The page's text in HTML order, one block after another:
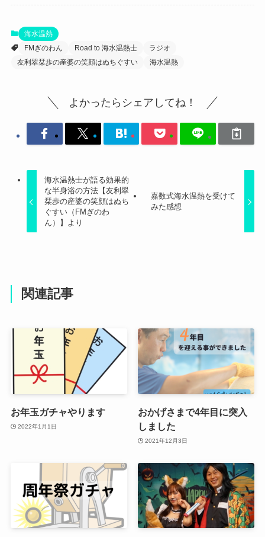
海水温熱
FMぎのわん
Road to 海水温熱士
ラジオ
友利翠栞歩の産婆の笑顔はぬちぐすい
海水温熱
よかったらシェアしてね！
海水温熱士が語る効果的
な半身浴の方法【友利翠
栞歩の産婆の笑顔はぬち
ぐすい（FMぎのわ
ん）】より
嘉数式海水温熱を受けて
みた感想
関連記事
お年玉ガチャやります
2022年1月1日
おかげさまで4年目に突入
しました
2021年12月3日